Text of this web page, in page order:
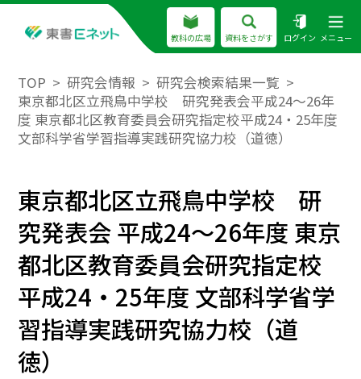
教科の広場 資料をさがす ログイン メニュー
TOP 研究会情報
研究会検索結果一覧
東京都北区立飛鳥中学校 研究発表会平成24～26年
度 東京都北区教育委員会研究指定校平成24・25年度
文部科学省学習指導実践研究協力校（道徳）
東京都北区立飛鳥中学校 研
究発表会 平成24～26年度 東京
都北区教育委員会研究指定校
平成24・25年度 文部科学省学
習指導実践研究協力校（道
徳）